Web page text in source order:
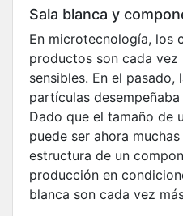
Sala blanca y
En microtecnología, los
productos son cada vez
sensibles. En el
partículas
Dado que el tamaño de
puede ser ahora
estructura de un
producción en
blanca son cada vez